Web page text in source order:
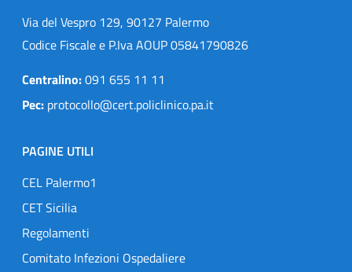
Via del Vespro 129, 90127 Palermo
Codice Fiscale e P.Iva AOUP 05841790826
Centralino:091 655 11 11
Pec: protocollo@cert.policlinico.pa.it
PAGINE UTILI
CEL Palermo1
CET Sicilia
Regolamenti
Comitato Infezioni Ospedaliere